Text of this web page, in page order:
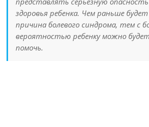
здоровья ребенка. Чем раньше
причина болевого синдрома, тем с
вероятностью ребенку можно
помочь.